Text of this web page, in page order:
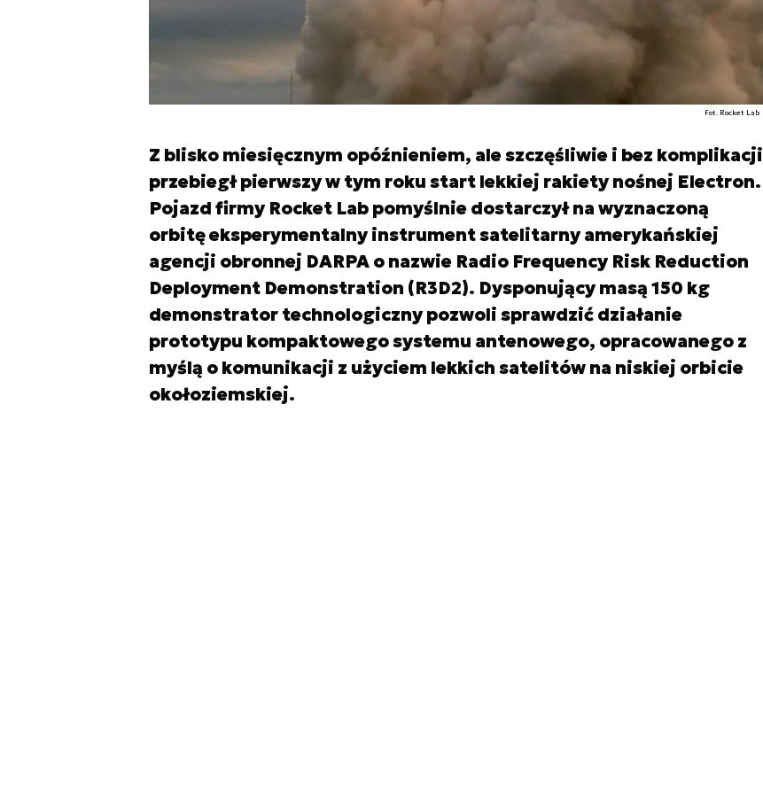
Fot. Rocket Lab
Z blisko miesięcznym opóźnieniem, ale szczęśliwie i bez komplikacji
przebiegł pierwszy w tym roku start lekkiej rakiety nośnej Electron.
Pojazd firmy Rocket Lab pomyślnie dostarczył na wyznaczoną
orbitę eksperymentalny instrument satelitarny amerykańskiej
agencji obronnej DARPA o nazwie Radio Frequency Risk Reduction
Deployment Demonstration (R3D2). Dysponujący masą 150 kg
demonstrator technologiczny pozwoli sprawdzić działanie
prototypu kompaktowego systemu antenowego, opracowanego z
myślą o komunikacji z użyciem lekkich satelitów na niskiej orbicie
okołoziemskiej.